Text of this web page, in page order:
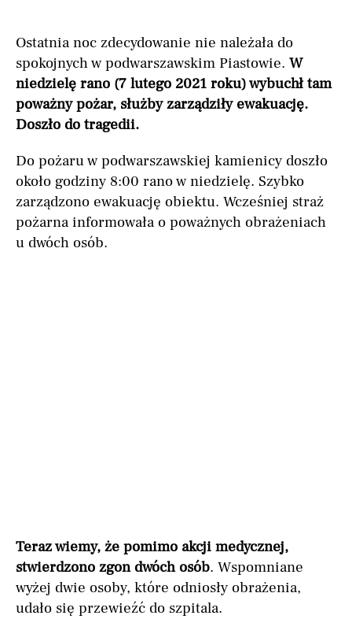
Ostatnia noc zdecydowanie nie należała do
spokojnych w podwarszawskim Piastowie. W
niedzielę rano (7 lutego 2021 roku) wybuchł tam
poważny pożar, służby zarządziły ewakuację.
Doszło do tragedii.
Do pożaru w podwarszawskiej kamienicy doszło
około godziny 8:00 rano w niedzielę. Szybko
zarządzono ewakuację obiektu. Wcześniej straż
pożarna informowała o poważnych obrażeniach
u dwóch osób.
Teraz wiemy, że pomimo akcji medycznej,
stwierdzono zgon dwóch osób. Wspomniane
wyżej dwie osoby, które odniosły obrażenia,
udało się przewieźć do szpitala.